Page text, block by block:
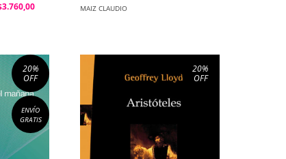
MAIZ CLAUDIO
20%
OFF
ENVÍO
GRATIS
20%
OFF